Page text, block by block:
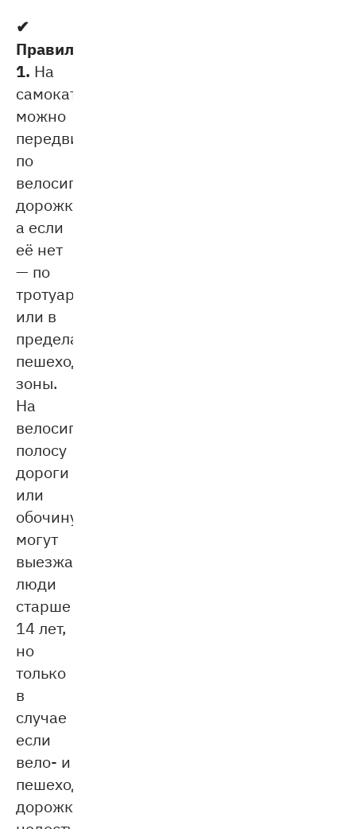
✔
Правило
1. На
самокате
можно
передвигаться
по
велосипедной
дорожке,
а если
её нет
— по
тротуару
или в
пределах
пешеходной
зоны.
На
велосипедную
полосу
дороги
или
обочину
могут
выезжать
люди
старше
14 лет,
но
только
в
случае
если
вело- и
пешеходные
дорожки